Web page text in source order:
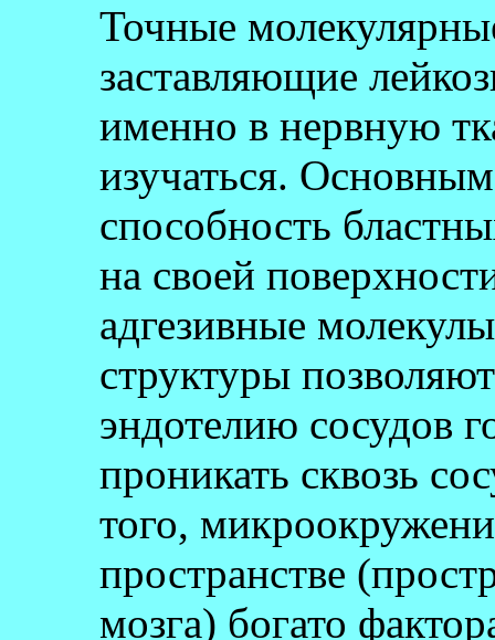
Точные
заставляющие
именно в нервную
изучаться.
способность
на своей
адгезивные
структуры
эндотелию сосудов
проникать сквозь
того,
пространстве
мозга) богато